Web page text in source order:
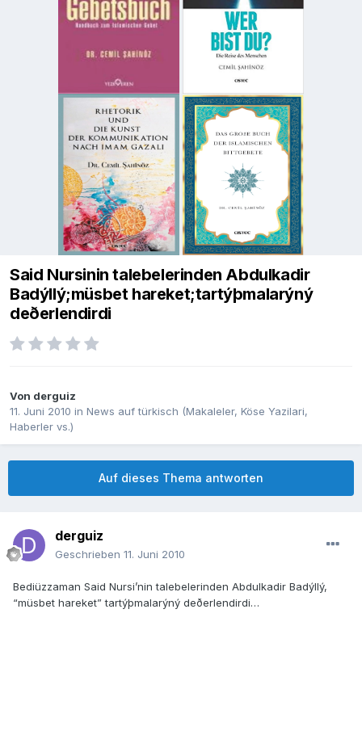
Said Nursinin talebelerinden Abdulkadir
Badýllý;müsbet hareket;tartýþmalarýný
deðerlendirdi
Von derguiz
11. Juni 2010 in News auf türkisch (Makaleler, Köse Yazilari,
Haberler vs.)
Auf dieses Thema antworten
derguiz
Geschrieben 11. Juni 2010
Bediüzzaman Said Nursi’nin talebelerinden Abdulkadir Badýllý,
“müsbet hareket” tartýþmalarýný deðerlendirdi…